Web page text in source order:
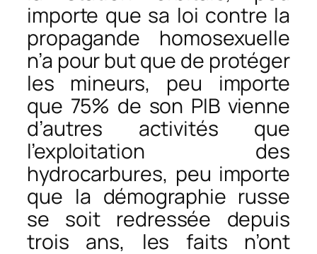
importe que sa loi contre la
propagande homosexuelle
n’a pour but que de protéger
les mineurs, peu importe
que 75% de son PIB vienne
d’autres activités que
l’exploitation des
hydrocarbures, peu importe
que la démographie russe
se soit redressée depuis
trois ans, les faits n’ont